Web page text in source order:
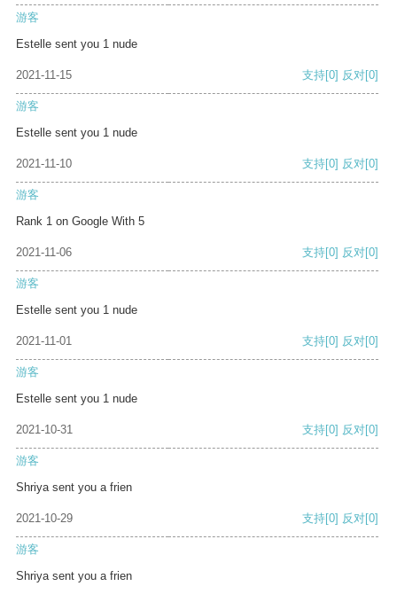
游客
Estelle sent you 1 nude
2021-11-15 支持[0] 反对[0]
游客
Estelle sent you 1 nude
2021-11-10 支持[0] 反对[0]
游客
Rank 1 on Google With 5
2021-11-06 支持[0] 反对[0]
游客
Estelle sent you 1 nude
2021-11-01 支持[0] 反对[0]
游客
Estelle sent you 1 nude
2021-10-31 支持[0] 反对[0]
游客
Shriya sent you a frien
2021-10-29 支持[0] 反对[0]
游客
Shriya sent you a frien